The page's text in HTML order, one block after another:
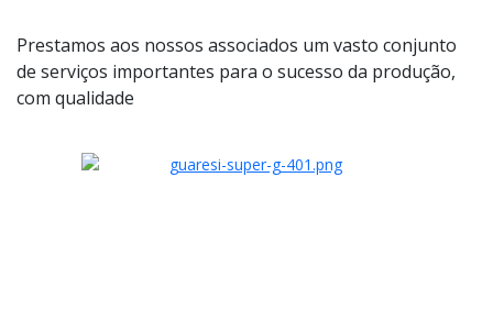
Prestamos aos nossos associados um vasto conjunto
de serviços importantes para o sucesso da produção,
com qualidade